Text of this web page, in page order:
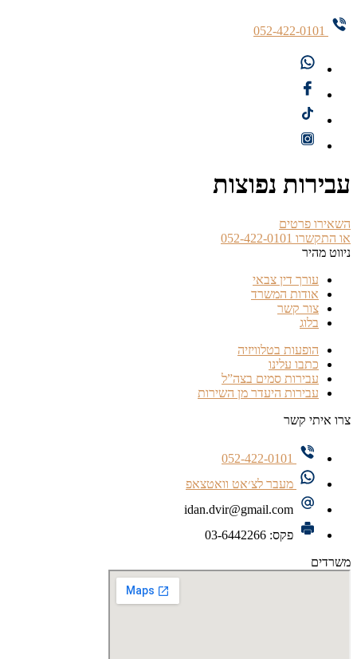
052-422-0101
עבירות נפוצות
השאירו פרטים
או התקשרו 052-422-0101
ניווט מהיר
עורך דין צבאי
אודות המשרד
צור קשר
בלוג
הופעות בטלוויזיה
כתבו עלינו
עבירות סמים בצה”ל
עבירות היעדר מן השירות
צרו איתי קשר
052-422-0101
מעבר לצ׳אט וואטצאפ
idan.dvir@gmail.com
פקס: 03-6442266
משרדים